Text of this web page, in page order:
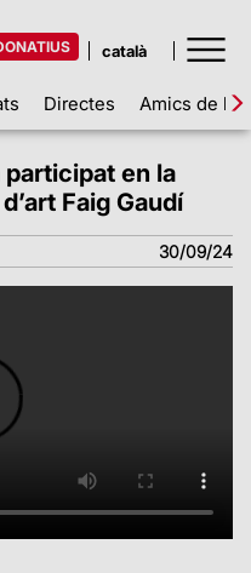
Directes Amics de la
participat en la
Faig Gaudí
30/09/24